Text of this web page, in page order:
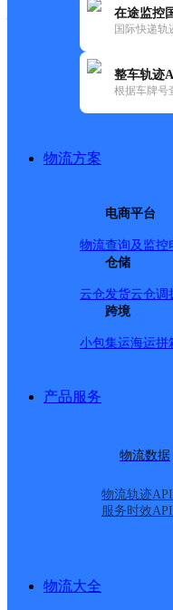
在途监控
国际快递轨
整车轨迹
根据车牌号
物流方案
电商平台
物流查询及监控
仓储
云仓发货云仓调
跨境
小包集运海运拼
产品服务
物流数据
物流轨迹API
服务时效API
物流大全
城市：泉州市 ✕ 地
国内(205) 圆通速递(69)
晋江市,泉州市,快递网点
灵源邮政支局
更多号码地址
详情
龙湖邮政支局
邮政国内
中山街南
派送范围